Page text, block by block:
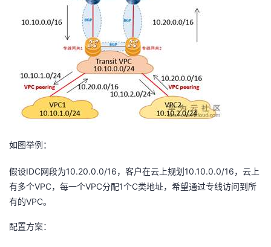
如图举例：
假设IDC网段为10.20.0.0/16 ，客户在云上规划 10.10.0.0/16 ，云上
有多个VPC，每一个VPC分配1个C类地址，希望通过专线访问到所
有的VPC。
配置方案：